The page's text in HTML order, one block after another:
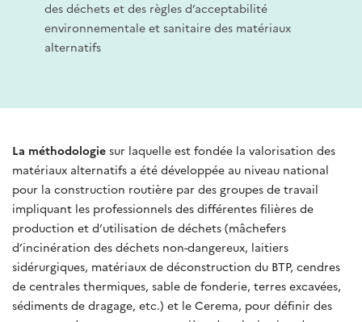
des déchets et des règles d’acceptabilité
environnementale et sanitaire des matériaux
alternatifs
La méthodologie sur laquelle est fondée la valorisation des
matériaux alternatifs a été développée au niveau national
pour la construction routière par des groupes de travail
impliquant les professionnels des différentes filières de
production et d’utilisation de déchets (mâchefers
d’incinération des déchets non-dangereux, laitiers
sidérurgiques, matériaux de déconstruction du BTP, cendres
de centrales thermiques, sable de fonderie, terres excavées,
sédiments de dragage, etc.) et le Cerema, pour définir des